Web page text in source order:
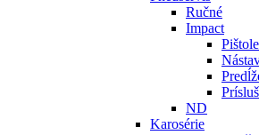
Ručné
Impact
Pištole
ND
Karosérie